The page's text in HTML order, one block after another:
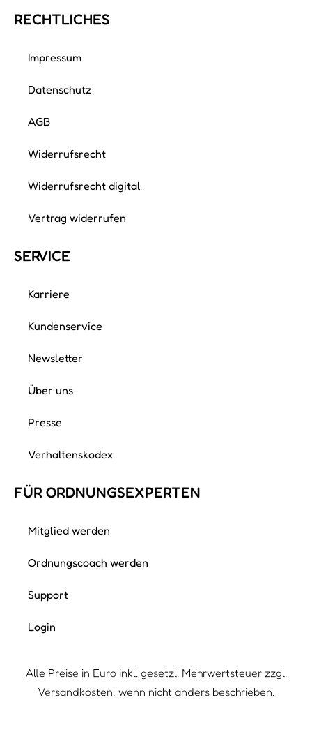
RECHTLICHES
Impressum
Datenschutz
AGB
Widerrufsrecht
Widerrufsrecht digital
Vertrag widerrufen
SERVICE
Karriere
Kundenservice
Newsletter
Über uns
Presse
Verhaltenskodex
FÜR ORDNUNGS­EXPERTEN
Mitglied werden
Ordnungscoach werden
Support
Login
Alle Preise in Euro inkl. gesetzl. Mehrwertsteuer zzgl.
Versandkosten, wenn nicht anders beschrieben.